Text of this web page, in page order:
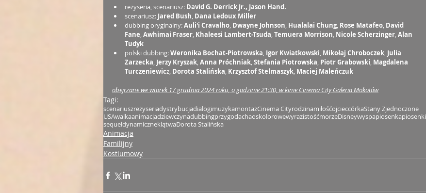
reżyseria, scenariusz: David G. Derrick Jr., Jason Hand.
scenariusz: Jared Bush, Dana Ledoux Miller
dubbing oryginalny: Auli'i Cravalho, Dwayne Johnson, Hualalai Chung, Rose Matafeo, David
Fane, Awhimai Fraser, Khaleesi Lambert-Tsuda, Temuera Morrison, Nicole Scherzinger, Alan
Tudyk
polski dubbing: Weronika Bochat-Piotrowska, Igor Kwiatkowski, Mikołaj Chroboczek, Julia
Zarzecka, Jerzy Kryszak, Anna Próchniak, Stefania Piotrowska, Piotr Grabowski, Magdalena
Turczeniewicz, Dorota Stalińska, Krzysztof Stelmaszyk, Maciej Maleńczuk
obejrzane we wtorek 17 grudnia 2024 roku, o godzinie 21:30, w kinie Cinema City Galeria Mokotów
Tagi:
scenariuszreżyseriadystrybucjadialogimuzykamontażCinema CityrodzinamiłośćojcieccórkaStany Zjednoczone
USAwalkaanimacjadziewczynadubbingprzygodachaoskolorowewyrazistośćmorzeDisneywyspapiosenkapiosenki
sequeldynamiczneklątwaDorota Stalińska
Animacja
Familijny
Kostiumowy